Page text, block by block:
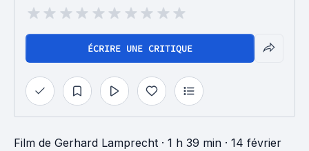
ÉCRIRE UNE CRITIQUE
Film de Gerhard Lamprecht · 1 h 39 min · 14 février